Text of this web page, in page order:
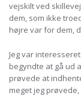
vejskilt ved
dem, som ikke
højre var for dem,
Jeg var
begyndte at gå ud
prøvede at
meget jeg